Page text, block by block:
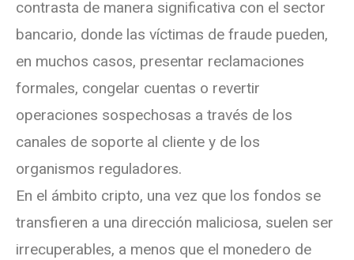
contrasta de manera significativa con el sector
bancario, donde las víctimas de fraude pueden,
en muchos casos, presentar reclamaciones
formales, congelar cuentas o revertir
operaciones sospechosas a través de los
canales de soporte al cliente y de los
organismos reguladores.
En el ámbito cripto, una vez que los fondos se
transfieren a una dirección maliciosa, suelen ser
irrecuperables, a menos que el monedero de